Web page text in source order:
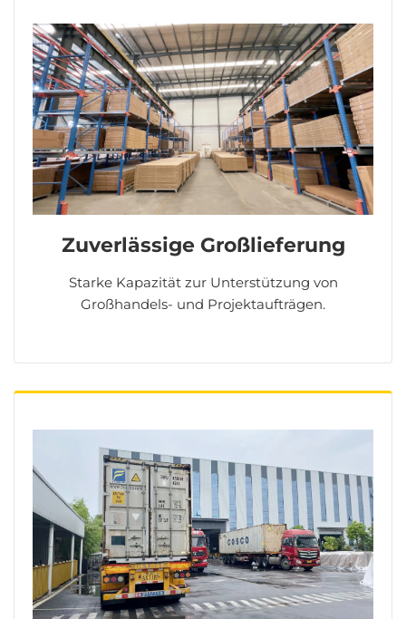
Zuverlässige Großlieferung
Starke Kapazität zur Unterstützung von
Großhandels- und Projektaufträgen.